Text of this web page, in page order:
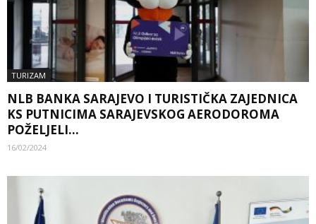
TURIZAM
NLB BANKA SARAJEVO I TURISTIČKA ZAJEDNICA
KS PUTNICIMA SARAJEVSKOG AERODOROMA
POŽELJELI...
16/02/2024